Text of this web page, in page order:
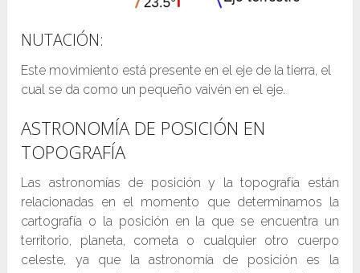
NUTACIÓN:
Este movimiento está presente en el eje de la tierra, el
cual se da como un pequeño vaivén en el eje.
ASTRONOMÍA DE POSICIÓN EN
TOPOGRAFÍA
Las astronomías de posición y la topografía están
relacionadas en el momento que determinamos la
cartografía o la posición en la que se encuentra un
territorio, planeta, cometa o cualquier otro cuerpo
celeste, ya que la astronomía de posición es la